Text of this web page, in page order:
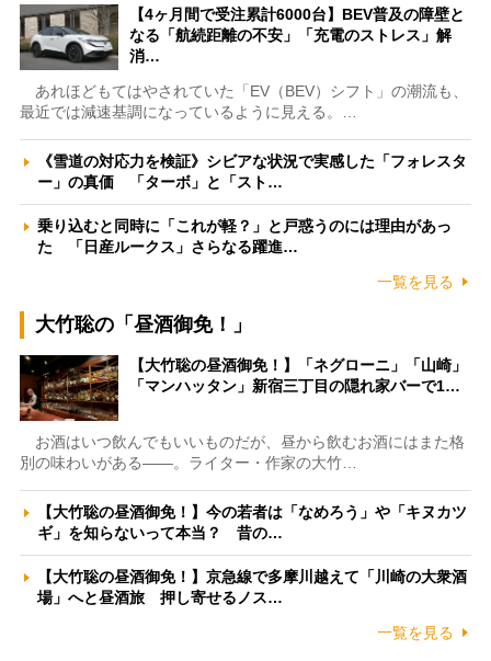
【4ヶ月間で受注累計6000台】BEV普及の障壁と
なる「航続距離の不安」「充電のストレス」解
消…
あれほどもてはやされていた「EV（BEV）シフト」の潮流も、
最近では減速基調になっているように見える。…
《雪道の対応力を検証》シビアな状況で実感した「フォレスタ
ー」の真価 「ターボ」と「スト…
乗り込むと同時に「これが軽？」と戸惑うのには理由があっ
た 「日産ルークス」さらなる躍進…
一覧を見る
大竹聡の「昼酒御免！」
【大竹聡の昼酒御免！】「ネグローニ」「山崎」
「マンハッタン」新宿三丁目の隠れ家バーで1…
お酒はいつ飲んでもいいものだが、昼から飲むお酒にはまた格
別の味わいがある――。ライター・作家の大竹…
【大竹聡の昼酒御免！】今の若者は「なめろう」や「キヌカツ
ギ」を知らないって本当？ 昔の…
【大竹聡の昼酒御免！】京急線で多摩川越えて「川崎の大衆酒
場」へと昼酒旅 押し寄せるノス…
一覧を見る